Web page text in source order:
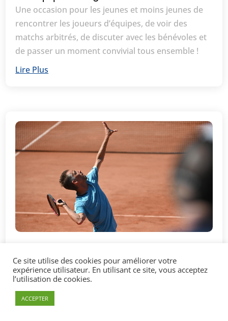
Une occasion pour les jeunes et moins jeunes de
rencontrer les joueurs d’équipes, de voir des
matchs arbitrés, de discuter avec les bénévoles et
de passer un moment convivial tous ensemble !
Lire Plus
Atelier Service
actus accueil ,slider actu pages,Actu club
Votre 1ère balle finit toujours dans le bas du filet
et votre seconde balle n’ose jamais décoller de
Ce site utilise des cookies pour améliorer votre
expérience utilisateur. En utilisant ce site, vous acceptez
l’utilisation de cookies.
ACCEPTER